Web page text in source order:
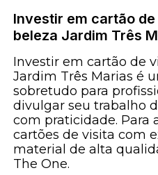
Investir em cartão
beleza Jardim Três
Investir em cartão de
Jardim Três Marias é
sobretudo para
divulgar seu trabalho
com praticidade. Para
cartões de visita com
material de alta
The One.